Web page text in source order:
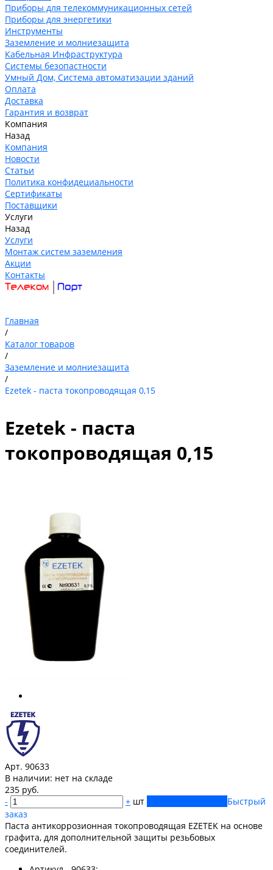
Приборы для телекоммуникационных сетей
Приборы для энергетики
Инструменты
Заземление и молниезащита
Кабельная Инфраструктура
Системы безопастности
Умный Дом, Система автоматизации зданий
Оплата
Доставка
Гарантия и возврат
Компания
Назад
Компания
Новости
Статьи
Политика конфидециальности
Сертификаты
Поставщики
Услуги
Назад
Услуги
Монтаж систем заземления
Акции
Контакты
Главная
/
Каталог товаров
/
Заземление и молниезащита
/
Ezetek - паста токопроводящая 0,15
Ezetek - паста
токопроводящая 0,15
Арт. 90633
В наличии: нет на складе
235 руб.
-
+ шт
Быстрый
заказ
Паста антикоррозионная токопроводящая EZETEK на основе
графита, для дополнительной защиты резьбовых
соединителей.